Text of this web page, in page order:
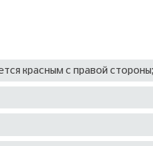
красным с правой стороны;